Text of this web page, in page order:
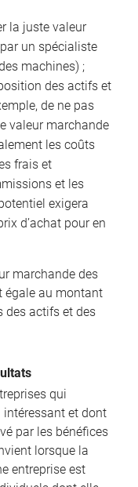
la juste valeur
un spécialiste
machines) ;
des actifs et
de ne pas
valeur marchande
les coûts
frais et
et les
exigera
d’achat pour en
marchande des
égale au montant
des actifs et des
qui
et dont
par les bénéfices
lorsque la
entreprise est